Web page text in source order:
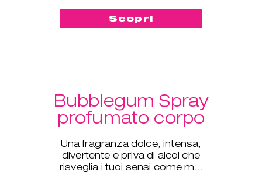
Scopri
Bubblegum Spray
profumato corpo
Una fragranza dolce, intensa,
divertente e priva di alcol che
risveglia i tuoi sensi come mai